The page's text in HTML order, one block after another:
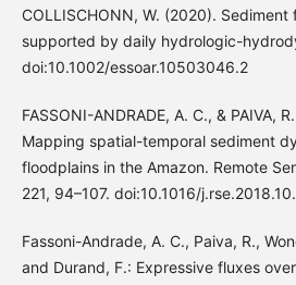
COLLISCHONN, W. (2020). Sediment
supported by daily hydrologic-
doi:10.1002/essoar.10503046.2
FASSONI-ANDRADE, A. C., & PAIVA,
Mapping spatial-temporal sediment
floodplains in the Amazon. Remote
221, 94–107. doi:10.1016/
Fassoni-Andrade, A. C., Paiva, R.,
and Durand, F.: Expressive fluxes